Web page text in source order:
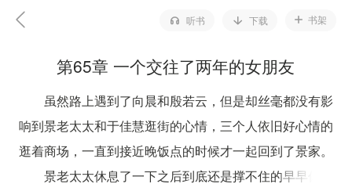
听书 下载 书架
第65章 一个交往了两年的女朋友
虽然路上遇到了向晨和殷若云，但是却丝毫都没有影
响到景老太太和于佳慧逛街的心情，三个人依旧好心情的
逛着商场，一直到接近晚饭点的时候才一起回到了景家。
景老太太休息了一下之后到底还是撑不住的早早休息